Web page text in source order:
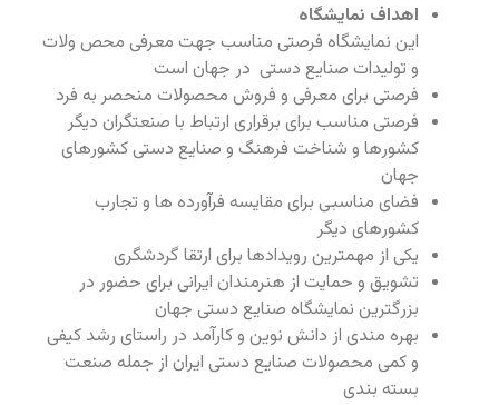
اهداف نمایشگاه
این نمایشگاه فرصتی مناسب جهت معرفی محص ولات
و تولیدات صنایع دستی در جهان است
فرصتی برای معرفی و فروش محصولات منحصر به فرد
فرصتی مناسب برای برقراری ارتباط با صنعتگران دیگر
کشورها و شناخت فرهنگ و صنایع دستی کشورهای
جهان
فضای مناسبی برای مقایسه فرآورده ها و تجارب
کشورهای دیگر
یکی از مهمترین رویدادها برای ارتقا گردشگری
تشویق و حمایت از هنرمندان ایرانی برای حضور در
بزرگترین نمایشگاه صنایع دستی جهان
بهره مندی از دانش نوین و کارآمد در راستای رشد کیفی
و کمی محصولات صنایع دستی ایران از جمله صنعت
بسته بندی